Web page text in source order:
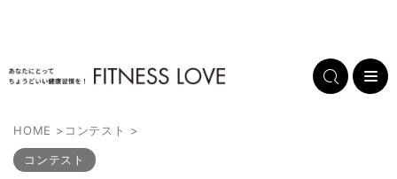
HOME > コンテスト >
コンテスト